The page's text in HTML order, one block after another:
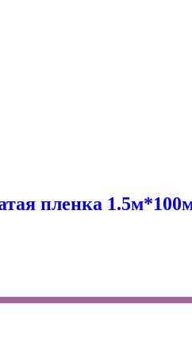
пленка